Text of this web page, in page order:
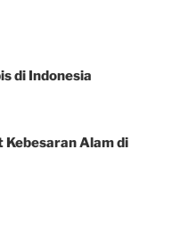
di Indonesia
Kebesaran Alam di